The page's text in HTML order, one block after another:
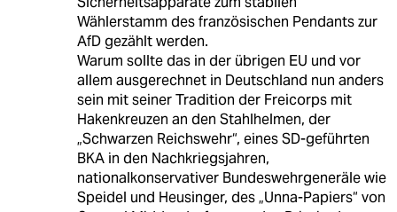
Wählerstamm des französischen Pendants zur
AfD gezählt werden.
Warum sollte das in der übrigen EU und vor
allem ausgerechnet in Deutschland nun anders
sein mit seiner Tradition der Freicorps mit
Hakenkreuzen an den Stahlhelmen, der
„Schwarzen Reichswehr“, eines SD-geführten
BKA in den Nachkriegsjahren,
nationalkonservativer Bundeswehrgeneräle wie
Speidel und Heusinger, des „Unna-Papiers“ von